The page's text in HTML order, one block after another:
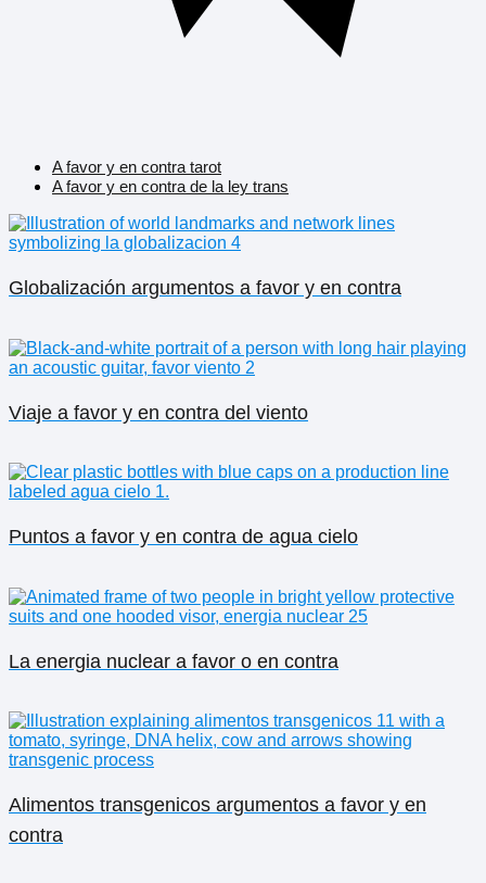
A favor y en contra tarot
A favor y en contra de la ley trans
Globalización argumentos a favor y en contra
Viaje a favor y en contra del viento
Puntos a favor y en contra de agua cielo
La energia nuclear a favor o en contra
Alimentos transgenicos argumentos a favor y en
contra